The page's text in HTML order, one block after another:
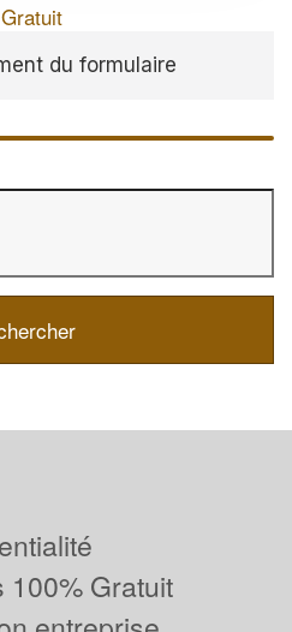
du formulaire
100% Gratuit